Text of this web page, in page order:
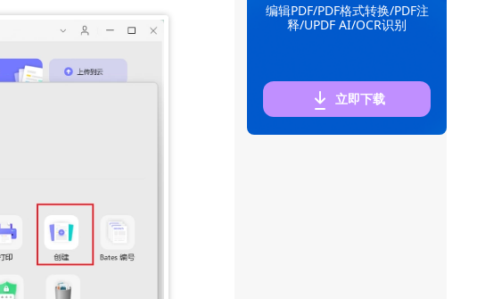
编辑PDF/PDF格式转换/PDF注
释/UPDF AI/OCR识别
立即下载